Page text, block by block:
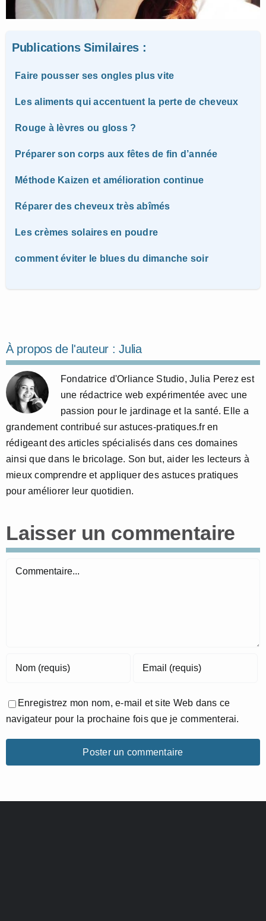
Publications Similaires :
Faire pousser ses ongles plus vite
Les aliments qui accentuent la perte de cheveux
Rouge à lèvres ou gloss ?
Préparer son corps aux fêtes de fin d’année
Méthode Kaizen et amélioration continue
Réparer des cheveux très abîmés
Les crèmes solaires en poudre
comment éviter le blues du dimanche soir
À propos de l'auteur :Julia
Fondatrice d'Orliance Studio, Julia Perez est
une rédactrice web expérimentée avec une
passion pour le jardinage et la santé. Elle a
grandement contribué sur astuces-pratiques.fr en
rédigeant des articles spécialisés dans ces domaines
ainsi que dans le bricolage. Son but, aider les lecteurs à
mieux comprendre et appliquer des astuces pratiques
pour améliorer leur quotidien.
Laisser un commentaire
Commentaire
Enregistrez mon nom, e-mail et site Web dans ce
navigateur pour la prochaine fois que je commenterai.